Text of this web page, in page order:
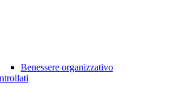
Benessere organizzativo